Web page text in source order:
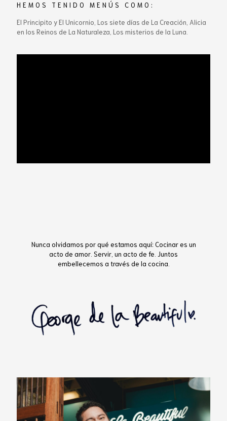
HEMOS TENIDO MENÚS COMO:
El Principito y El Unicornio, Los siete días de La Creación, Alicia
en los Reinos de La Naturaleza, Los misterios de la Luna.
Nunca olvidamos por qué estamos aquí: Cocinar es un
acto de amor. Servir, un acto de fe. Juntos
embellecemos a través de la cocina.